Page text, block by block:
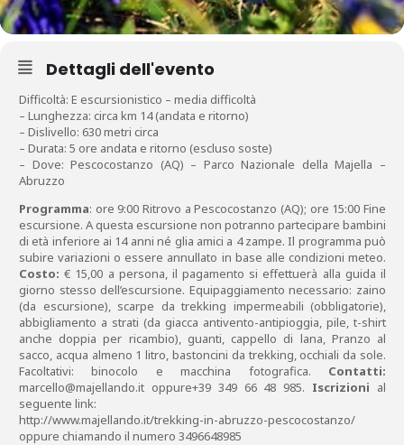
Dettagli dell'evento
Difficoltà: E escursionistico – media difficoltà
– Lunghezza: circa km 14 (andata e ritorno)
– Dislivello: 630 metri circa
– Durata: 5 ore andata e ritorno (escluso soste)
– Dove: Pescocostanzo (AQ) – Parco Nazionale della Majella –
Abruzzo
Programma: ore 9:00 Ritrovo a Pescocostanzo (AQ); ore 15:00 Fine
escursione. A questa escursione non potranno partecipare bambini
di età inferiore ai 14 anni né glia amici a 4 zampe. Il programma può
subire variazioni o essere annullato in base alle condizioni meteo.
Costo: € 15,00 a persona, il pagamento si effettuerà alla guida il
giorno stesso dell’escursione. Equipaggiamento necessario: zaino
(da escursione), scarpe da trekking impermeabili (obbligatorie),
abbigliamento a strati (da giacca antivento-antipioggia, pile, t-shirt
anche doppia per ricambio), guanti, cappello di lana, Pranzo al
sacco, acqua almeno 1 litro, bastoncini da trekking, occhiali da sole.
Facoltativi: binocolo e macchina fotografica. Contatti:
marcello@majellando.it oppure+39 349 66 48 985. Iscrizioni al
seguente link:
http://www.majellando.it/trekking-in-abruzzo-pescocostanzo/
oppure chiamando il numero 3496648985